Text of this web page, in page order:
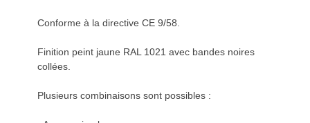
Conforme à la directive CE 9/58.
Finition peint jaune RAL 1021 avec bandes noires
collées.
Plusieurs combinaisons sont possibles :